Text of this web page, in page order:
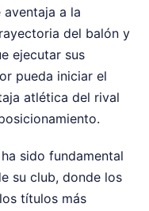
a la
del balón y
ejecutar sus
pueda iniciar el
atlética del rival
sido fundamental
su club, donde los
títulos más